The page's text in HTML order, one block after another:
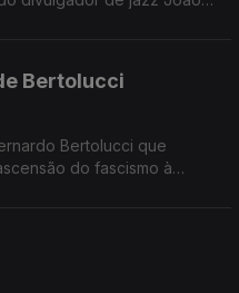
Bertolucci
Bertolucci que
do fascismo à